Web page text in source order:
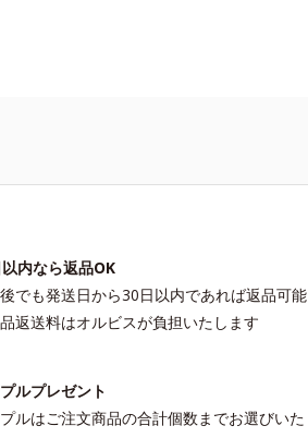
内なら返品OK
でも発送日から30日以内であれば返品可能
返送料はオルビスが負担いたします
ルプレゼント
ルはご注文商品の合計個数までお選びいた